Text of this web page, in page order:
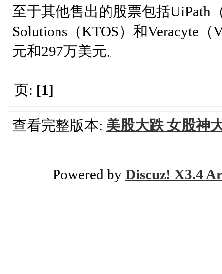
至于其他售出的股票包括UiPath
Solutions（KTOS）和Veracyte
元和297万美元。
页: [1]
查看完整版本: 美股大跌 女股神
Powered by Discuz! X3.4